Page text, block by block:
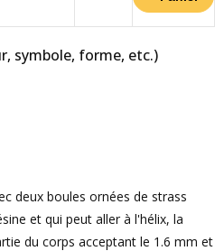
symbole, forme, etc.)
deux boules ornées de strass
et qui peut aller à l'hélix, la
du corps acceptant le 1.6 mm et